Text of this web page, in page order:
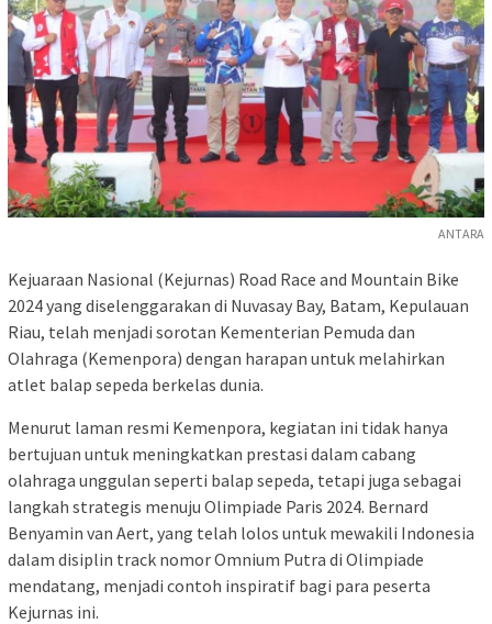
ANTARA
Kejuaraan Nasional (Kejurnas) Road Race and Mountain Bike
2024 yang diselenggarakan di Nuvasay Bay, Batam, Kepulauan
Riau, telah menjadi sorotan Kementerian Pemuda dan
Olahraga (Kemenpora) dengan harapan untuk melahirkan
atlet balap sepeda berkelas dunia.
Menurut laman resmi Kemenpora, kegiatan ini tidak hanya
bertujuan untuk meningkatkan prestasi dalam cabang
olahraga unggulan seperti balap sepeda, tetapi juga sebagai
langkah strategis menuju Olimpiade Paris 2024. Bernard
Benyamin van Aert, yang telah lolos untuk mewakili Indonesia
dalam disiplin track nomor Omnium Putra di Olimpiade
mendatang, menjadi contoh inspiratif bagi para peserta
Kejurnas ini.